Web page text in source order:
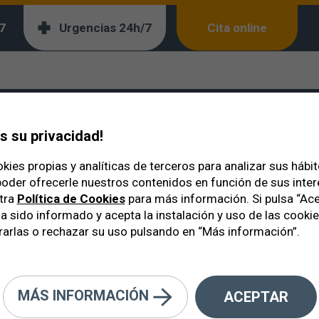
Urgencias 24h/7 Cita online
la fatiga ocular
a la vista para evitar
su privacidad!
propias y analíticas de terceros para analizar sus
ofrecerle nuestros contenidos en función de sus
Política de Cookiespara más información. Si pulsa
sido informado y acepta la instalación y uso de las
o rechazar su uso pulsando en “Más información”.
MÁS INFORMACIÓN ACEPTAR